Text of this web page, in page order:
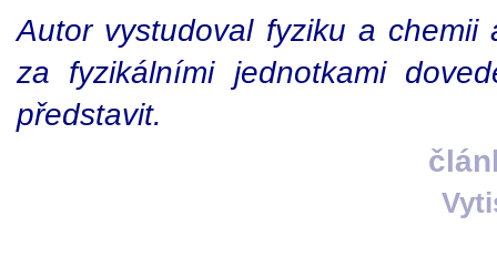
Autor vystudoval fyziku a
za fyzikálními jednotkami
představit.